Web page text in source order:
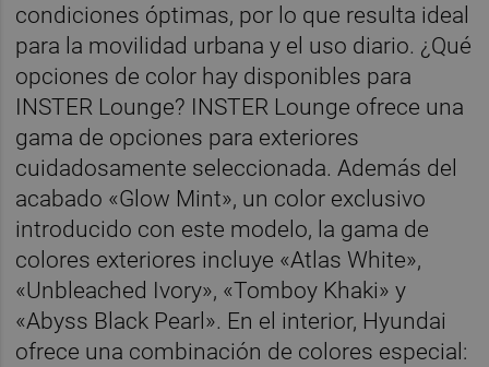
condiciones óptimas, por lo que resulta ideal
para la movilidad urbana y el uso diario. ¿Qué
opciones de color hay disponibles para
INSTER Lounge? INSTER Lounge ofrece una
gama de opciones para exteriores
cuidadosamente seleccionada. Además del
acabado «Glow Mint», un color exclusivo
introducido con este modelo, la gama de
colores exteriores incluye «Atlas White»,
«Unbleached Ivory», «Tomboy Khaki» y
«Abyss Black Pearl». En el interior, Hyundai
ofrece una combinación de colores especial: